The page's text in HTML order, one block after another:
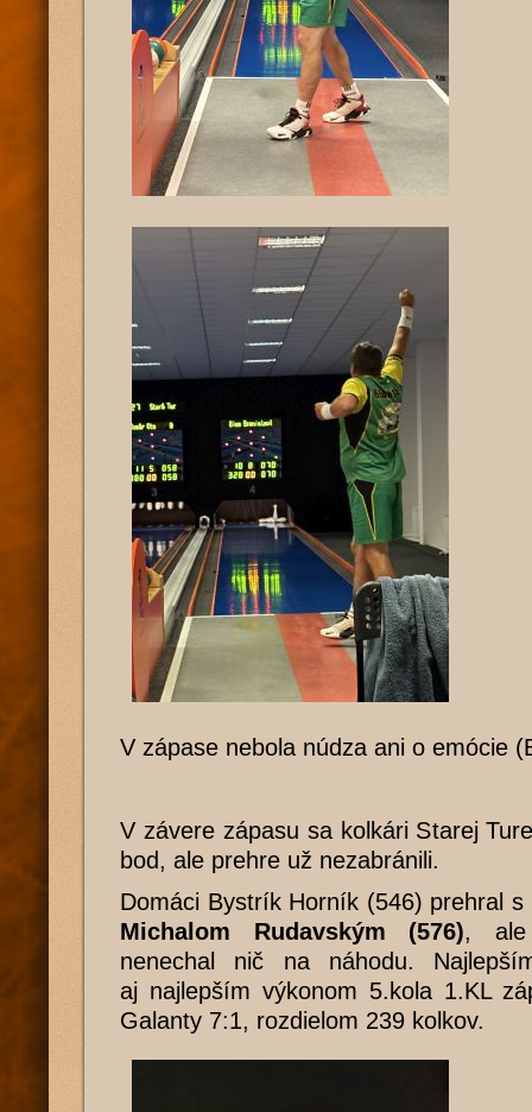
V zápase nebola núdza ani o emócie
V závere zápasu sa kolkári Starej
bod, ale prehre už nezabránili.
Domáci Bystrík Horník (546) prehral
Michalom Rudavským (576),
nenechal nič na náhodu.
aj najlepším výkonom 5.kola 1.KL
Galanty 7:1, rozdielom 239 kolkov.